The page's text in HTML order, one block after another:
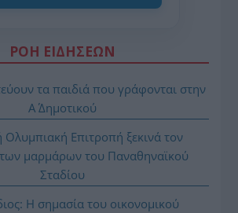
ΡΟΗ ΕΙΔΗΣΕΩΝ
τα παιδιά που γράφονται στην
Α΄ Δημοτικού
Ολυμπιακή Επιτροπή ξεκινά τον
μαρμάρων του Παναθηναϊκού
Σταδίου
H σημασία του οικονομικού